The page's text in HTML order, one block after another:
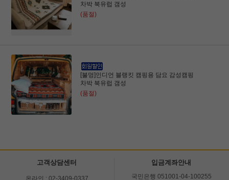
차박 북유럽 갬성
(품절)
[불멍]인디언 블랭킷 캠핑용 담요 감성캠핑
차박 북유럽 갬성
(품절)
고객상담센터
온라인 : 02-3409-0337
입금계좌안내
국민은행 051001-04-100255